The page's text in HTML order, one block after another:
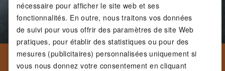
LA SÉCURITÉ D’ABORD
nécessaire pour afficher le site web et ses
fonctionnalités. En outre, nous traitons vos données
de suivi pour vous offrir des paramètres de site Web
pratiques, pour établir des statistiques ou pour des
mesures (publicitaires) personnalisées uniquement si
vous nous donnez votre consentement en cliquant